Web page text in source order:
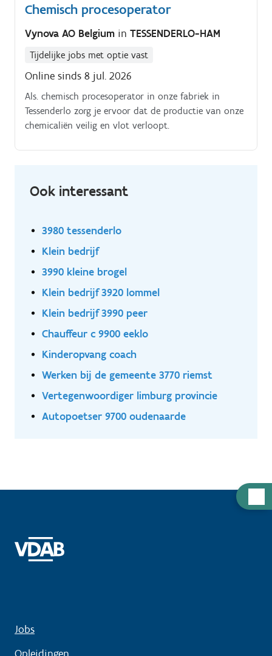
Chemisch procesoperator
Vynova AO Belgium in TESSENDERLO-HAM
Tijdelijke jobs met optie vast
Online sinds 8 jul. 2026
Als. chemisch procesoperator in onze fabriek in
Tessenderlo zorg je ervoor dat de productie van onze
chemicaliën veilig en vlot verloopt.
Ook interessant
3980 tessenderlo
Klein bedrijf
3990 kleine brogel
Klein bedrijf 3920 lommel
Klein bedrijf 3990 peer
Chauffeur c 9900 eeklo
Kinderopvang coach
Werken bij de gemeente 3770 riemst
Vertegenwoordiger limburg provincie
Autopoetser 9700 oudenaarde
Jobs